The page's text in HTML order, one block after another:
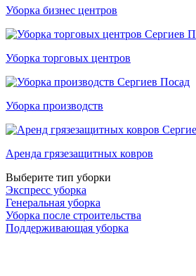
Уборка бизнес центров
Уборка торговых центров
Уборка производств
Аренда грязезащитных ковров
Выберите тип уборки
Экспресс уборка
Генеральная уборка
Уборка после строительства
Поддерживающая уборка